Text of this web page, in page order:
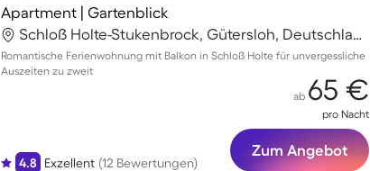
Apartment | Gartenblick
Schloß Holte-Stukenbrock, Gütersloh, Deutschland
Romantische Ferienwohnung mit Balkon in Schloß Holte für unvergessliche
Auszeiten zu zweit
4.8 Exzellent (12 Bewertungen)
ab 65 €
pro Nacht
Zum Angebot